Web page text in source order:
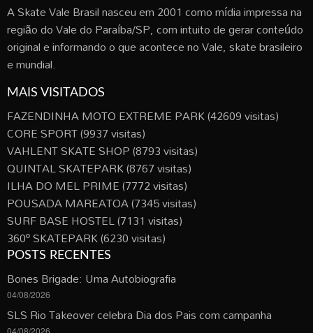
A Skate Vale Brasil nasceu em 2001 como mídia impressa na
região do Vale do Paraíba/SP, com intuito de gerar conteúdo
original e informando o que acontece no Vale, skate brasileiro
e mundial.
MAIS VISITADOS
FAZENDINHA MOTO EXTREME PARK(42609 visitas)
CORE SPORT(9937 visitas)
VAHLENT SKATE SHOP(8793 visitas)
QUINTAL SKATEPARK(8767 visitas)
ILHA DO MEL PRIME(7772 visitas)
POUSADA MAREATOA(7345 visitas)
SURF BASE HOSTEL(7131 visitas)
360º SKATEPARK(6230 visitas)
POSTS RECENTES
Bones Brigade: Uma Autobiografia
04/08/2026
SLS Rio Takeover celebra Dia dos Pais com campanha